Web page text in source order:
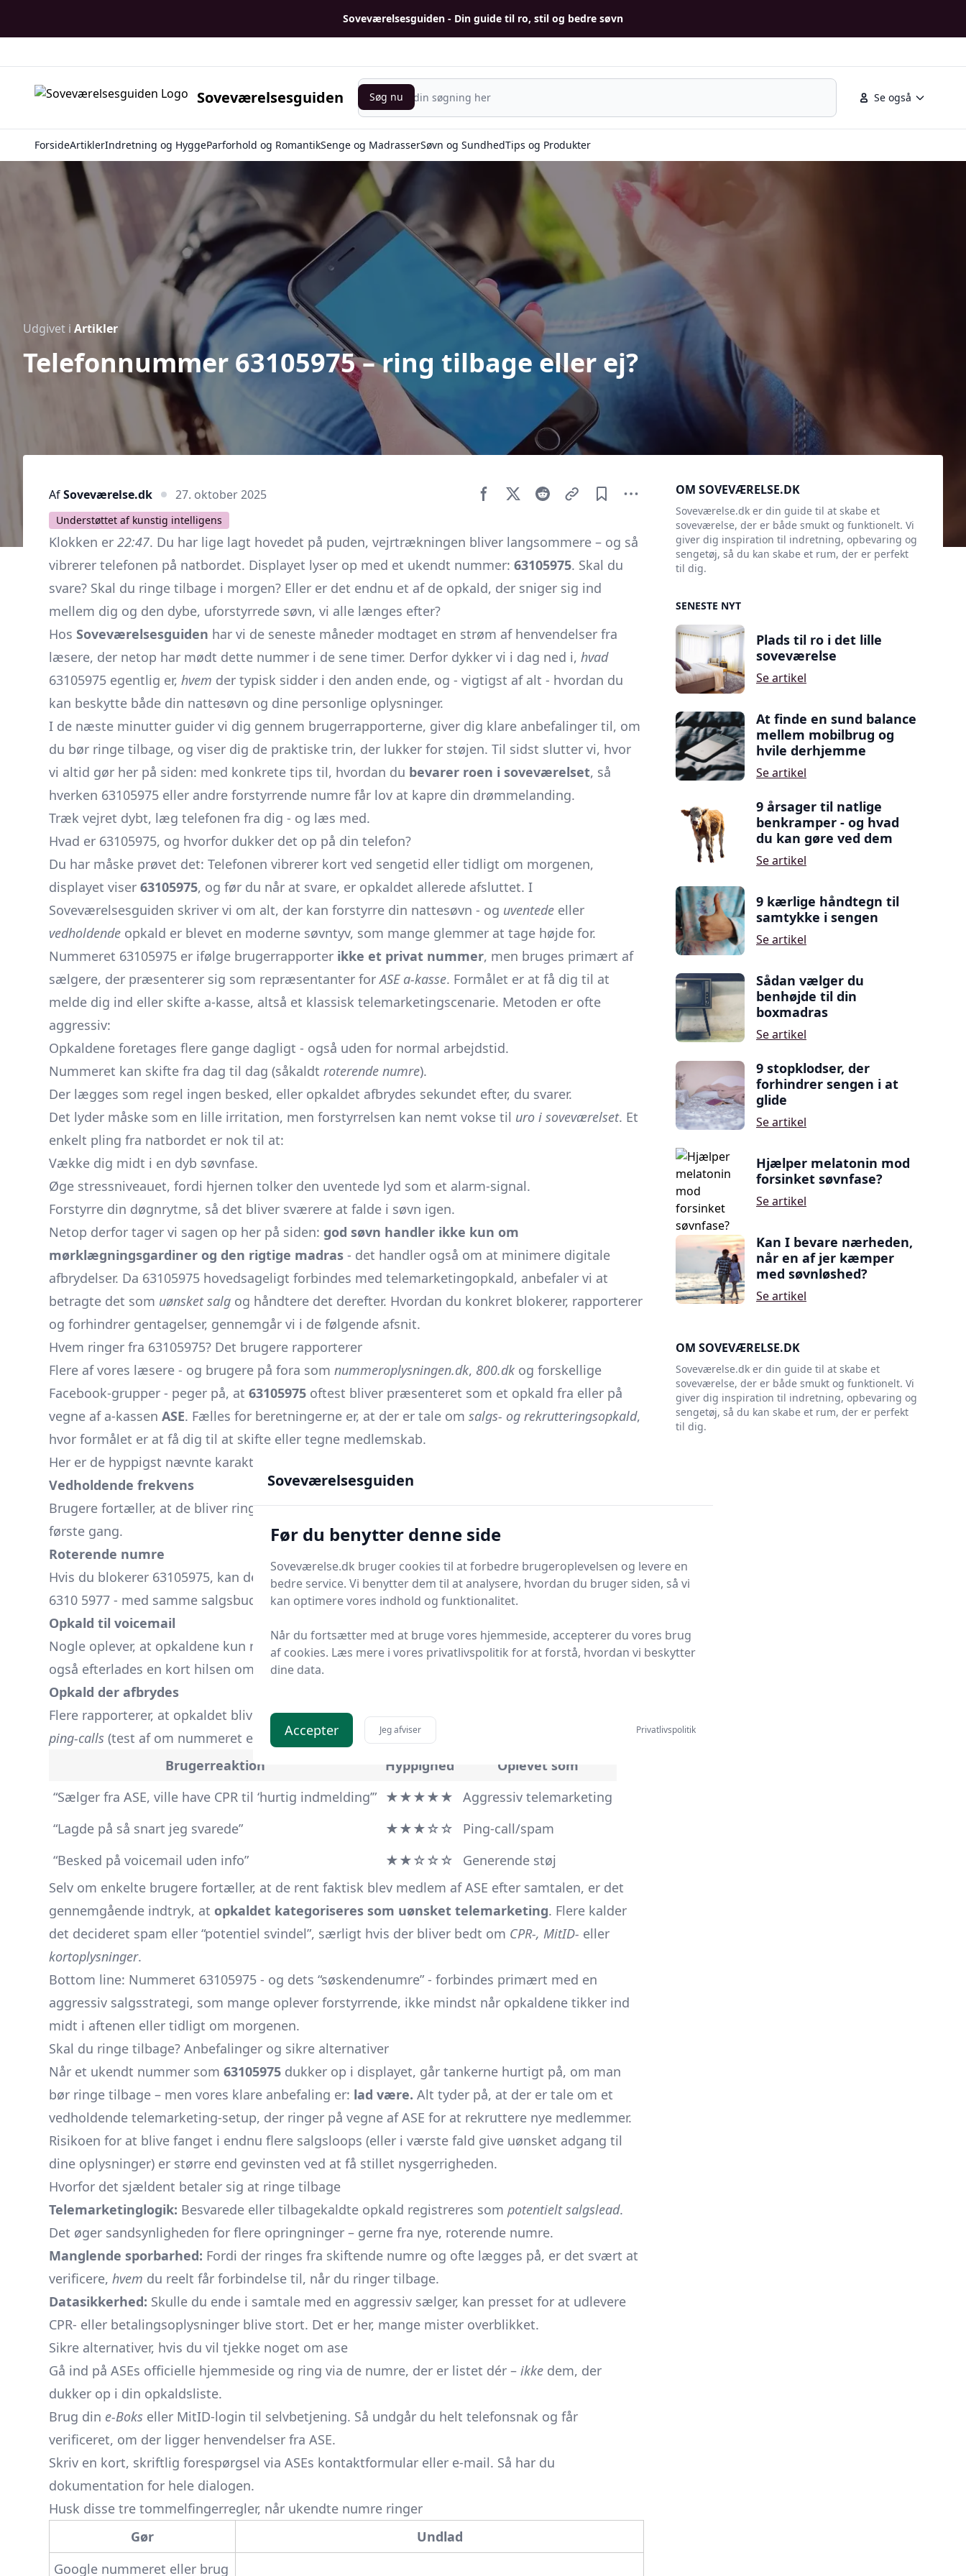
Soveværelsesguiden - Din guide til ro, stil og bedre søvn
Soveværelsesguiden Se også
Søg nu
Søg nu
ForsideArtiklerIndretning og HyggeParforhold og RomantikSenge og MadrasserSøvn og SundhedTips og Produkter
Udgivet i Artikler
Telefonnummer 63105975 – ring tilbage eller ej?
AfSoveværelse.dk 27. oktober 2025
Understøttet af kunstig intelligens
Klokken er 22:47. Du har lige lagt hovedet på puden, vejrtrækningen bliver langsommere – og så
vibrerer telefonen på natbordet. Displayet lyser op med et ukendt nummer: 63105975. Skal du
svare? Skal du ringe tilbage i morgen? Eller er det endnu et af de opkald, der sniger sig ind
mellem dig og den dybe, uforstyrrede søvn, vi alle længes efter?
Hos Soveværelsesguiden har vi de seneste måneder modtaget en strøm af henvendelser fra
læsere, der netop har mødt dette nummer i de sene timer. Derfor dykker vi i dag ned i, hvad
63105975 egentlig er, hvem der typisk sidder i den anden ende, og - vigtigst af alt - hvordan du
kan beskytte både din nattesøvn og dine personlige oplysninger.
I de næste minutter guider vi dig gennem bruger­rapporterne, giver dig klare anbefalinger til, om
du bør ringe tilbage, og viser dig de praktiske trin, der lukker for støjen. Til sidst slutter vi, hvor
vi altid gør her på siden: med konkrete tips til, hvordan du bevarer roen i soveværelset, så
hverken 63105975 eller andre forstyrrende numre får lov at kapre din drømmelanding.
Træk vejret dybt, læg telefonen fra dig - og læs med.
Hvad er 63105975, og hvorfor dukker det op på din telefon?
Du har måske prøvet det: Telefonen vibrerer kort ved sengetid eller tidligt om morgenen,
displayet viser 63105975, og før du når at svare, er opkaldet allerede afsluttet. I
Soveværelsesguiden skriver vi om alt, der kan forstyrre din nattesøvn - og uventede eller
vedholdende opkald er blevet en moderne søvntyv, som mange glemmer at tage højde for.
Nummeret 63105975 er ifølge brugerrapporter ikke et privat nummer, men bruges primært af
sælgere, der præsenterer sig som repræsentanter forASE a-kasse. Formålet er at få dig til at
melde dig ind eller skifte a-kasse, altså et klassisk telemarketingscenarie. Metoden er ofte
aggressiv:
Opkaldene foretages flere gange dagligt - også uden for normal arbejdstid.
Nummeret kan skifte fra dag til dag (såkaldt roterende numre).
Der lægges som regel ingen besked, eller opkaldet afbrydes sekundet efter, du svarer.
Det lyder måske som en lille irritation, men forstyrrelsen kan nemt vokse til uro i soveværelset. Et
enkelt pling fra natbordet er nok til at:
Vække dig midt i en dyb søvnfase.
Øge stressniveauet, fordi hjernen tolker den uventede lyd som et alarm-signal.
Forstyrre din døgnrytme, så det bliver sværere at falde i søvn igen.
Netop derfor tager vi sagen op her på siden: god søvn handler ikke kun om
mørklægningsgardiner og den rigtige madras - det handler også om at minimere digitale
afbrydelser. Da 63105975 hovedsageligt forbindes med telemarketingopkald, anbefaler vi at
betragte det som uønsket salg og håndtere det derefter. Hvordan du konkret blokerer, rapporterer
og forhindrer gentagelser, gennemgår vi i de følgende afsnit.
Hvem ringer fra 63105975? Det brugere rapporterer
Flere af vores læsere - og brugere på fora som nummeroplysningen.dk, 800.dk og forskellige
Facebook-grupper - peger på, at 63105975 oftest bliver præsenteret som et opkald fra eller på
vegne af a-kassen ASE. Fælles for beretningerne er, at der er tale om salgs- og rekrutteringsopkald,
hvor formålet er at få dig til at skifte eller tegne medlemskab.
Her er de hyppigst nævnte karakteristika:
Vedholdende frekvens
Brugere fortæller, at de bliver ringet op flere gange dagligt - også efter de har afvist opkaldet
første gang.
Roterende numre
Hvis du blokerer 63105975, kan der dukke nye, næsten identiske numre op - fx 6310 5976 eller
6310 5977 - med samme salgsbudskab.
Opkald til voicemail
Nogle oplever, at opkaldene kun når frem til telefonsvareren. Enten ligger der ingen besked, eller
også efterlades en kort hilsen om “vigtige medlemsfordele”.
Opkald der afbrydes
Flere rapporterer, at opkaldet bliver lagt på i samme øjeblik, de tager telefonen. Dette tolkes som
ping-calls (test af om nummeret er aktivt) eller et forsøg på at lokke et tilbagekald.
Brugerreaktion
Hyppighed
Oplevet som
“Sælger fra ASE, ville have CPR til ‘hurtig indmelding’” ★★★★★
Aggressiv telemarketing
“Lagde på så snart jeg svarede”
★★★☆☆
Ping-call/spam
“Besked på voicemail uden info”
★★☆☆☆
Generende støj
Selv om enkelte brugere fortæller, at de rent faktisk blev medlem af ASE efter samtalen, er det
gennemgående indtryk, at opkaldet kategoriseres som uønsket telemarketing. Flere kalder
det decideret spam eller “potentiel svindel”, særligt hvis der bliver bedt om CPR-, MitID- eller
kortoplysninger.
Bottom line: Nummeret 63105975 - og dets “søskendenumre” - forbindes primært med en
aggressiv salgsstrategi, som mange oplever forstyrrende, ikke mindst når opkaldene tikker ind
midt i aftenen eller tidligt om morgenen.
Skal du ringe tilbage? Anbefalinger og sikre alternativer
Når et ukendt nummer som 63105975 dukker op i displayet, går tankerne hurtigt på, om man
bør ringe tilbage – men vores klare anbefaling er: lad være. Alt tyder på, at der er tale om et
vedholdende telemarketing-setup, der ringer på vegne af ASE for at rekruttere nye medlemmer.
Risikoen for at blive fanget i endnu flere salgsloops (eller i værste fald give uønsket adgang til
dine oplysninger) er større end gevinsten ved at få stillet nysgerrigheden.
Hvorfor det sjældent betaler sig at ringe tilbage
Telemarketinglogik: Besvarede eller tilbagekaldte opkald registreres som potentielt salgslead.
Det øger sandsynligheden for flere opringninger – gerne fra nye, roterende numre.
Manglende sporbarhed: Fordi der ringes fra skiftende numre og ofte lægges på, er det svært at
verificere, hvem du reelt får forbindelse til, når du ringer tilbage.
Datasikkerhed: Skulle du ende i samtale med en aggressiv sælger, kan presset for at udlevere
CPR- eller betalingsoplysninger blive stort. Det er her, mange mister overblikket.
Sikre alternativer, hvis du vil tjekke noget om ase
Gå ind på ASEs officielle hjemmeside og ring via de numre, der er listet dér – ikke dem, der
dukker op i din opkaldsliste.
Brug din e-Boks eller MitID-login til selvbetjening. Så undgår du helt telefonsnak og får
verificeret, om der ligger henvendelser fra ASE.
Skriv en kort, skriftlig forespørgsel via ASEs kontaktformular eller e-mail. Så har du
dokumentation for hele dialogen.
Husk disse tre tommelfingerregler, når ukendte numre ringer
Gør
Undlad
Google nummeret eller brug
Sidebar
OM SOVEVÆRELSE.DK
Soveværelse.dk er din guide til at skabe et
soveværelse, der er både smukt og funktionelt. Vi
giver dig inspiration til indretning, opbevaring og
sengetøj, så du kan skabe et rum, der er perfekt
til dig.
SENESTE NYT
Plads til ro i det lille
soveværelse
Se artikel
At finde en sund balance
mellem mobilbrug og
hvile derhjemme
Se artikel
9 årsager til natlige
benkramper - og hvad
du kan gøre ved dem
Se artikel
9 kærlige håndtegn til
samtykke i sengen
Se artikel
Sådan vælger du
benhøjde til din
boxmadras
Se artikel
9 stopklodser, der
forhindrer sengen i at
glide
Se artikel
Hjælper melatonin mod
forsinket søvnfase?
Se artikel
Kan I bevare nærheden,
når en af jer kæmper
med søvnløshed?
Se artikel
OM SOVEVÆRELSE.DK
Soveværelse.dk er din guide til at skabe et
soveværelse, der er både smukt og funktionelt. Vi
giver dig inspiration til indretning, opbevaring og
sengetøj, så du kan skabe et rum, der er perfekt
til dig.
Soveværelsesguiden
Før du benytter denne side
Soveværelse.dk bruger cookies til at forbedre brugeroplevelsen og levere en
bedre service. Vi benytter dem til at analysere, hvordan du bruger siden, så vi
kan optimere vores indhold og funktionalitet.
Når du fortsætter med at bruge vores hjemmeside, accepterer du vores brug
af cookies. Læs mere i vores privatlivspolitik for at forstå, hvordan vi beskytter
dine data.
Accepter Jeg afviser Privatlivspolitik